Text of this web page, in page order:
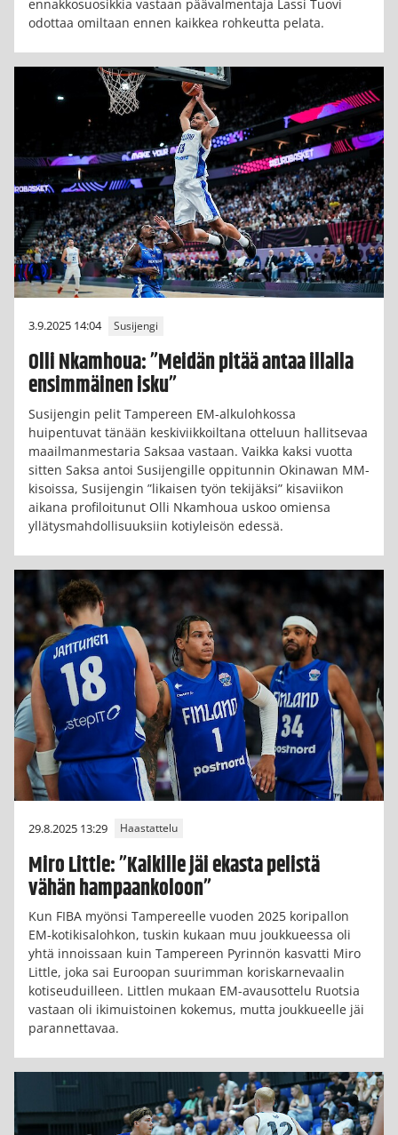
ennakkosuosikkia vastaan päävalmentaja Lassi Tuovi
odottaa omiltaan ennen kaikkea rohkeutta pelata.
3.9.2025 14:04 Susijengi
Olli Nkamhoua: ”Meidän pitää antaa illalla
ensimmäinen isku”
Susijengin pelit Tampereen EM-alkulohkossa
huipentuvat tänään keskiviikkoiltana otteluun hallitsevaa
maailmanmestaria Saksaa vastaan. Vaikka kaksi vuotta
sitten Saksa antoi Susijengille oppitunnin Okinawan MM-
kisoissa, Susijengin ”likaisen työn tekijäksi” kisaviikon
aikana profiloitunut Olli Nkamhoua uskoo omiensa
yllätysmahdollisuuksiin kotiyleisön edessä.
29.8.2025 13:29 Haastattelu
Miro Little: ”Kaikille jäi ekasta pelistä
vähän hampaankoloon”
Kun FIBA myönsi Tampereelle vuoden 2025 koripallon
EM-kotikisalohkon, tuskin kukaan muu joukkueessa oli
yhtä innoissaan kuin Tampereen Pyrinnön kasvatti Miro
Little, joka sai Euroopan suurimman koriskarnevaalin
kotiseuduilleen. Littlen mukaan EM-avausottelu Ruotsia
vastaan oli ikimuistoinen kokemus, mutta joukkueelle jäi
parannettavaa.